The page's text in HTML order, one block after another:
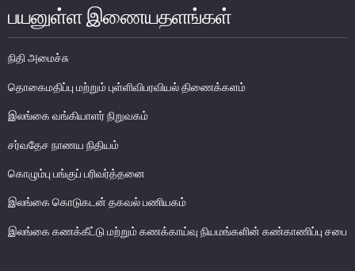
வைப்புக் காப்புறுதி
நிதியியல் சந்தைகள்
பொதுநோக்கு
வங்கிகளுக்கிடையிலான அழைப்புப் பணச் சந்தை
உள்நாட்டின் வெளிநாட்டுச் செலாவணிச் சந்தை
கம்பனிப் படுகடன் பிணையங்கள் சந்தை
பயனுள்ள இணையதளங்கள்
நிதி அமைச்சு
தொகைமதிப்பு மற்றும் புள்ளிவிபரவியல் திணைக்களம்
இலங்கை வங்கியாளர் நிறுவகம்
சர்வதேச நாணய நிதியம்
கொழும்பு பங்குப் பரிவர்த்தனை
இலங்கை கொடுகடன் தகவல் பணியகம்
இலங்கை கணக்கீட்டு மற்றும் கணக்காய்வு நியமங்களின் கண்காணிப்பு சபை